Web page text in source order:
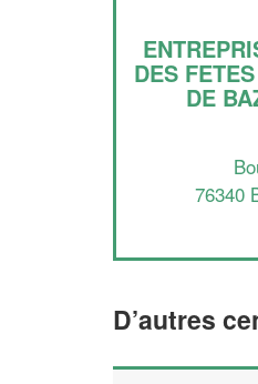
DES
DE
76340
D’autres